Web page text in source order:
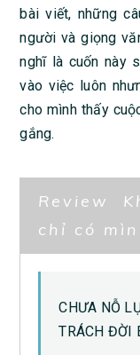
bài viết, những
người và giọng
nghĩ là cuốn này
vào việc luôn
cho mình thấy
gắng.
Review
chỉ có
CHƯA NỖ
TRÁCH ĐỜI